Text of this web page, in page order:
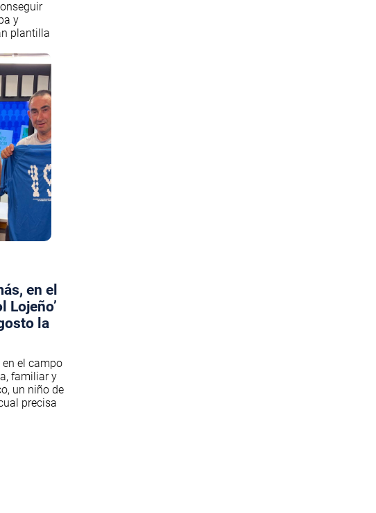
y
plantilla
en el
Lojeño’
la
el campo
familiar y
un niño de
precisa